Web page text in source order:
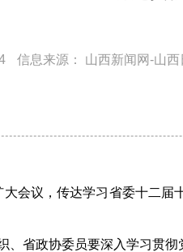
信息来源： 山西新闻网-山西
大会议，传达学习省委十二
省政协委员要深入学习贯彻